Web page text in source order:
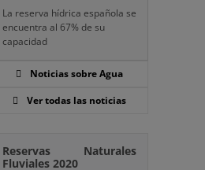
La reserva hídrica española se
encuentra al 67% de su
capacidad
Noticias sobre Agua
Ver todas las noticias
Reservas Naturales
Fluviales 2020